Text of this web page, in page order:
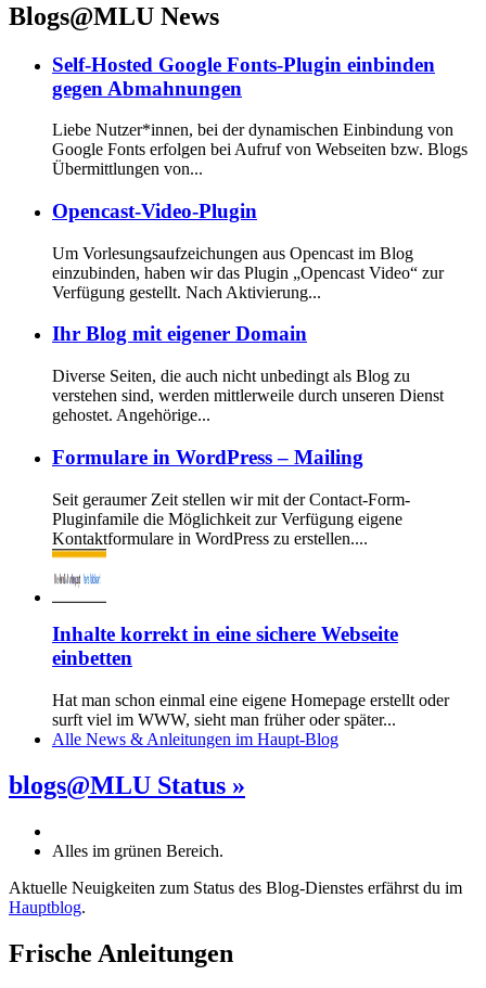
Blogs@MLU News
Self-Hosted Google Fonts-Plugin einbinden
gegen Abmahnungen
Liebe Nutzer*innen, bei der dynamischen Einbindung von
Google Fonts erfolgen bei Aufruf von Webseiten bzw. Blogs
Übermittlungen von...
Opencast-Video-Plugin
Um Vorlesungsaufzeichungen aus Opencast im Blog
einzubinden, haben wir das Plugin „Opencast Video“ zur
Verfügung gestellt. Nach Aktivierung...
Ihr Blog mit eigener Domain
Diverse Seiten, die auch nicht unbedingt als Blog zu
verstehen sind, werden mittlerweile durch unseren Dienst
gehostet. Angehörige...
Formulare in WordPress – Mailing
Seit geraumer Zeit stellen wir mit der Contact-Form-
Pluginfamile die Möglichkeit zur Verfügung eigene
Kontaktformulare in WordPress zu erstellen....
Inhalte korrekt in eine sichere Webseite
einbetten
Hat man schon einmal eine eigene Homepage erstellt oder
surft viel im WWW, sieht man früher oder später...
Alle News & Anleitungen im Haupt-Blog
blogs@MLU Status »
Alles im grünen Bereich.
Aktuelle Neuigkeiten zum Status des Blog-Dienstes erfährst du im
Hauptblog.
Frische Anleitungen